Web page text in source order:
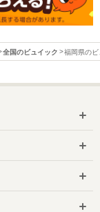
全国のビュイック 福岡県の